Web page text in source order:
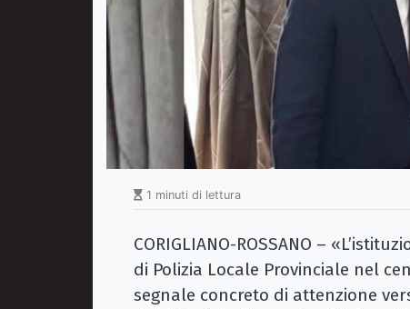
1 minuti di lettura
CORIGLIANO-ROSSANO –
di Polizia Locale Provinciale nel
segnale concreto di attenzione